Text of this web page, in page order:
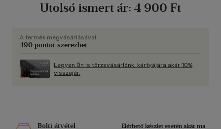
A kötet ugyanakkor jóval többet nyújt nosztalgikus
amelyek meghatározó formálói voltak a klub karakterének.
Megtudjuk, hogyan vált a Liverpool a helyi iparvidék
sztárcsapattá, milyen munkamódszerekkel mentette át
elődje, Bill Shankly örökségét Bob Paisley, de az is kiderül,
Utolsó ismert ár: 4 900 Ft
A termék megvásárlásával
490 pontot szerezhet
Legyen Ön is törzsvásárlónk, kártyájára akár 10%
visszajár.
Bolti átvétel
Elérhető készlet esetén akár ma